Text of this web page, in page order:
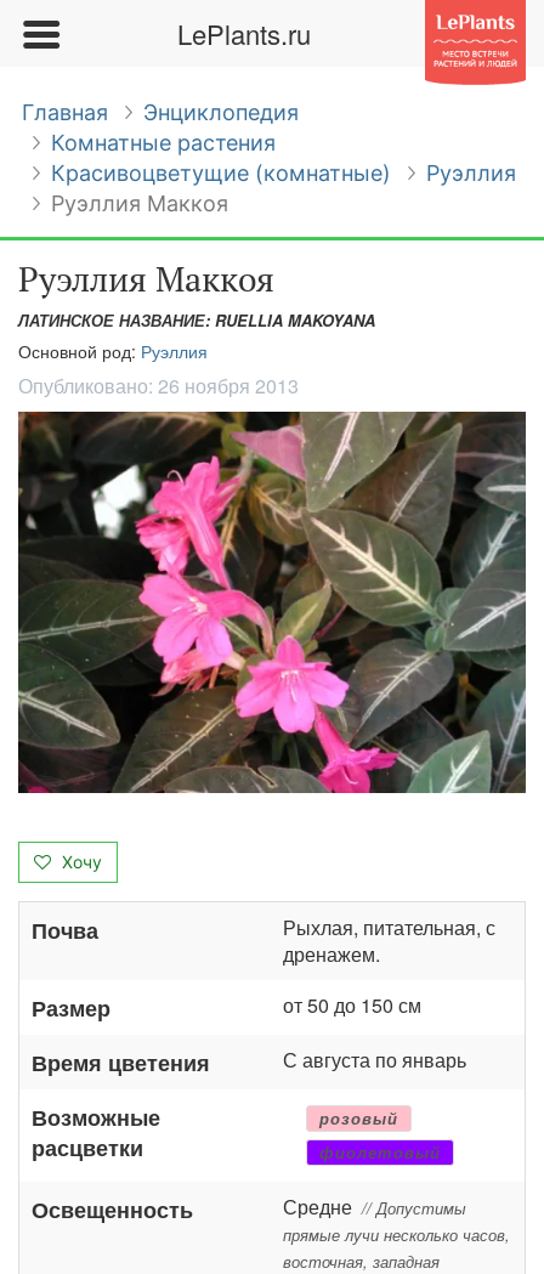
LePlants.ru
Главная
Энциклопедия
Комнатные растения
Красивоцветущие (комнатные)
Руэллия
Руэллия Маккоя
Руэллия Маккоя
ЛАТИНСКОЕ НАЗВАНИЕ: RUELLIA MAKOYANA
Основной род: Руэллия
Опубликовано: 26 ноября 2013
Хочу
Почва
Рыхлая, питательная, с
дренажем.
Размер от 50 до 150 см
Время цветения С августа по январь
Возможные
расцветки
розовый
фиолетовый
Освещенность Средне // Допустимы
прямые лучи несколько часов,
восточная, западная